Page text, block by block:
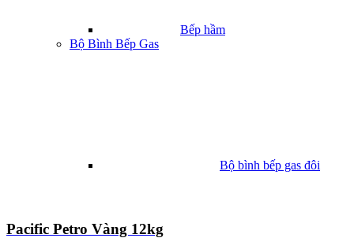
Bếp hầm
Bộ Bình Bếp Gas
Bộ bình bếp gas đôi
Pacific Petro Vàng 12kg